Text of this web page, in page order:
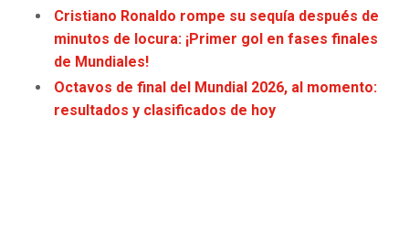
TEXANS
HEAT
Cristiano Ronaldo rompe su sequía después de
minutos de locura: ¡Primer gol en fases finales
de Mundiales!
Octavos de final del Mundial 2026, al momento:
resultados y clasificados de hoy